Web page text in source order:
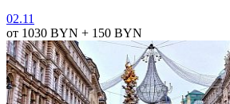
02.11
от 1030 BYN + 150 BYN